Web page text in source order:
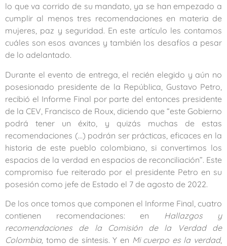
lo que va corrido de su mandato, ya se han empezado a
cumplir al menos tres recomendaciones en materia de
mujeres, paz y seguridad. En este artículo les contamos
cuáles son esos avances y también los desafíos a pesar
de lo adelantado.
Durante el evento de entrega, el recién elegido y aún no
posesionado presidente de la República, Gustavo Petro,
recibió el Informe Final por parte del entonces presidente
de la CEV, Francisco de Roux, diciendo que “este Gobierno
podrá tener un éxito, y quizás muchas de estas
recomendaciones (…) podrán ser prácticas, eficaces en la
historia de este pueblo colombiano, si convertimos los
espacios de la verdad en espacios de reconciliación”. Este
compromiso fue reiterado por el presidente Petro en su
posesión como jefe de Estado el 7 de agosto de 2022.
De los once tomos que componen el Informe Final, cuatro
contienen recomendaciones: en Hallazgos y
recomendaciones de la Comisión de la Verdad de
Colombia, tomo de síntesis. Y en Mi cuerpo es la verdad,